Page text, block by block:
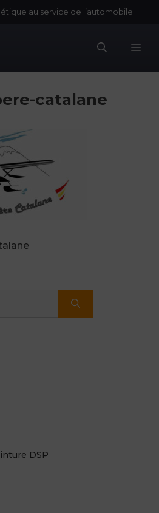
au service de l’automobile
catalane
DSP